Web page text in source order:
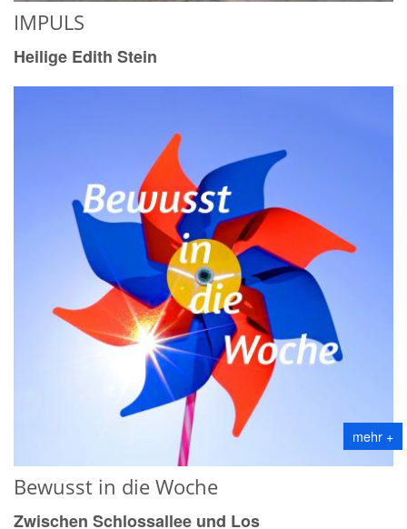
IMPULS
Heilige Edith Stein
mehr +
Bewusst in die Woche
Zwischen Schlossallee und Los